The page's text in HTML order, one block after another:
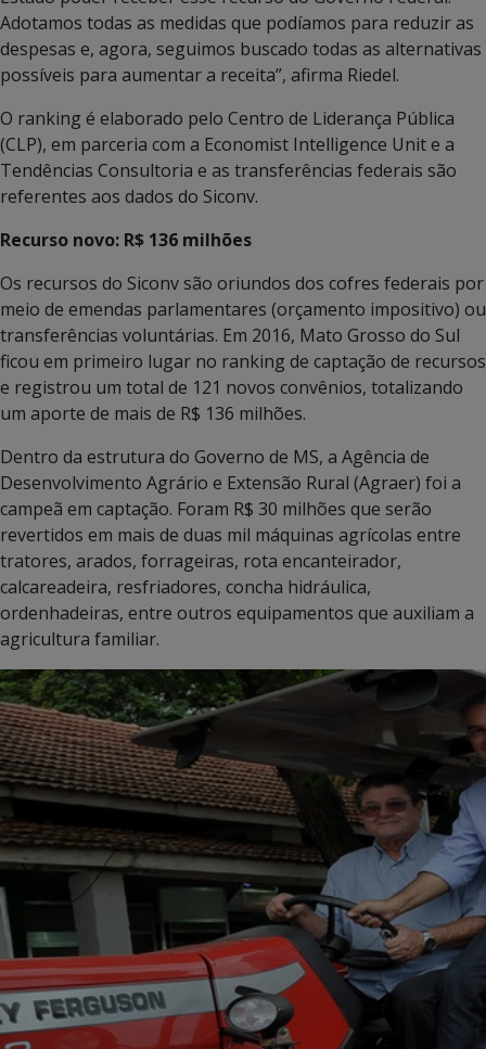
Adotamos todas as medidas que podíamos para reduzir as
despesas e, agora, seguimos buscado todas as alternativas
possíveis para aumentar a receita”, afirma Riedel.
O ranking é elaborado pelo Centro de Liderança Pública
(CLP), em parceria com a Economist Intelligence Unit e a
Tendências Consultoria e as transferências federais são
referentes aos dados do Siconv.
Recurso novo: R$ 136 milhões
Os recursos do Siconv são oriundos dos cofres federais por
meio de emendas parlamentares (orçamento impositivo) ou
transferências voluntárias. Em 2016, Mato Grosso do Sul
ficou em primeiro lugar no ranking de captação de recursos
e registrou um total de 121 novos convênios, totalizando
um aporte de mais de R$ 136 milhões.
Dentro da estrutura do Governo de MS, a Agência de
Desenvolvimento Agrário e Extensão Rural (Agraer) foi a
campeã em captação. Foram R$ 30 milhões que serão
revertidos em mais de duas mil máquinas agrícolas entre
tratores, arados, forrageiras, rota encanteirador,
calcareadeira, resfriadores, concha hidráulica,
ordenhadeiras, entre outros equipamentos que auxiliam a
agricultura familiar.